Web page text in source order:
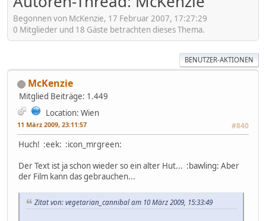
Begonnen von McKenzie, 17 Februar 2007, 17:27:29
0 Mitglieder und 18 Gäste betrachten dieses Thema.
BENUTZER-AKTIONEN
McKenzie
Mitglied Beiträge: 1.449
Location: Wien
11 März 2009, 23:11:57 #840
Huch! :eek: :icon_mrgreen:
Der Text ist ja schon wieder so ein alter Hut... :bawling: Aber
der Film kann das gebrauchen...
Zitat von: vegetarian_cannibal am 10 März 2009, 15:33:49